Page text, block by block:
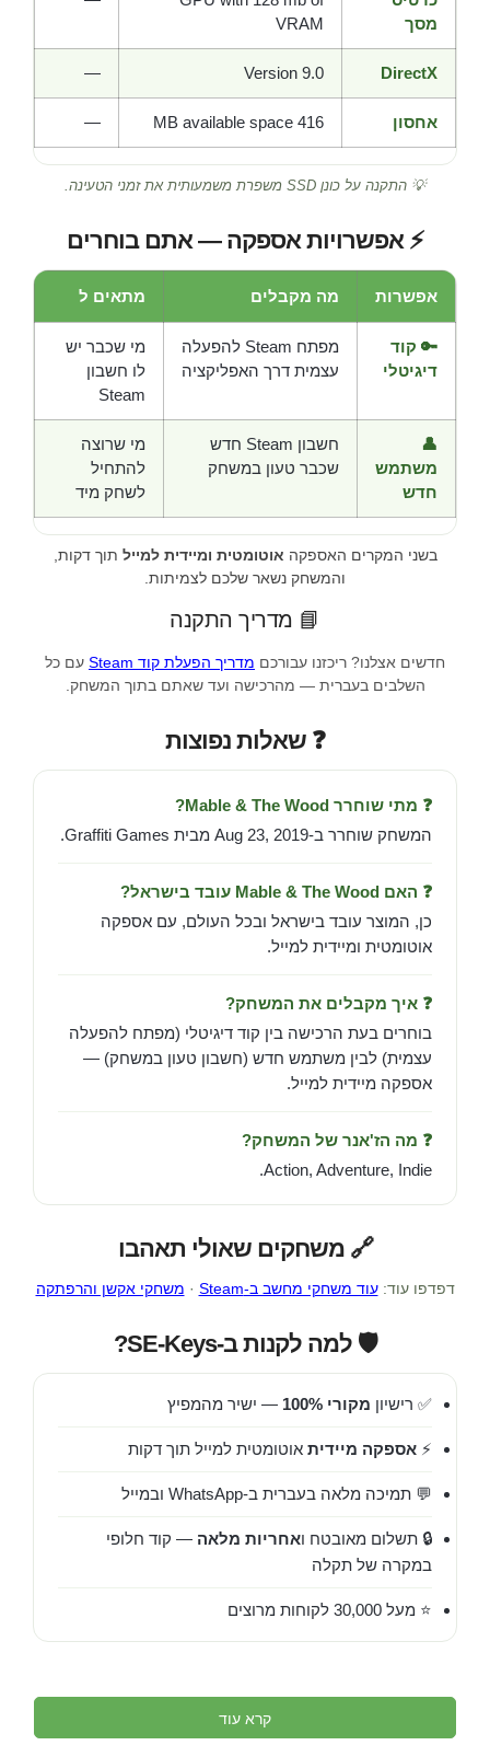
מסך
VRAM
DirectX
Version 9.0
—
אחסון 416 MB available space
—
💡 התקנה על כונן SSD משפרת משמעותית את זמני הטעינה.
⚡ אפשרויות אספקה — אתם בוחרים
אפשרות מה מקבלים מתאים ל
🔑 קוד
דיגיטלי
מפתח Steam להפעלה
עצמית דרך האפליקציה
מי שכבר יש
לו חשבון
Steam
👤
משתמש
חדש
חשבון Steam חדש
שכבר טעון במשחק
מי שרוצה
להתחיל
לשחק מיד
בשני המקרים האספקה אוטומטית ומיידית למייל תוך דקות,
והמשחק נשאר שלכם לצמיתות.
📘 מדריך התקנה
חדשים אצלנו? ריכזנו עבורכם מדריך הפעלת קוד Steam
עם כל
השלבים בעברית — מהרכישה ועד שאתם בתוך המשחק.
❓ שאלות נפוצות
❓ מתי שוחרר Mable & The Wood?
המשחק שוחרר ב-Aug 23, 2019 מבית Graffiti Games.
❓ האם Mable & The Wood עובד בישראל?
כן, המוצר עובד בישראל ובכל העולם, עם אספקה
אוטומטית ומיידית למייל.
❓ איך מקבלים את המשחק?
בוחרים בעת הרכישה בין קוד דיגיטלי (מפתח להפעלה
עצמית) לבין משתמש חדש (חשבון טעון במשחק) —
אספקה מיידית למייל.
❓ מה הז'אנר של המשחק?
Action, Adventure, Indie.
🔗 משחקים שאולי תאהבו
דפדפו עוד:עוד משחקי מחשב ב-Steam · משחקי אקשן והרפתקה
🛡️ למה לקנות ב-SE-Keys?
✅ רישיון מקורי 100% — ישיר מהמפיץ
⚡ אספקה מיידית אוטומטית למייל תוך דקות
💬 תמיכה מלאה בעברית ב-WhatsApp ובמייל
🔒 תשלום מאובטח ואחריות מלאה — קוד חלופי
במקרה של תקלה
⭐ מעל 30,000 לקוחות מרוצים
קרא עוד